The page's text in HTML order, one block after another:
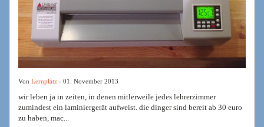
Von Lernplatz - 01. November 2013
wir leben ja in zeiten, in denen mitlerweile jedes lehrerzimmer
zumindest ein laminiergerät aufweist. die dinger sind bereit ab 30 euro
zu haben, mac...